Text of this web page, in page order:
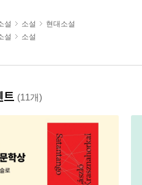
설 소설
현대소설
설 소설
트 (11개)